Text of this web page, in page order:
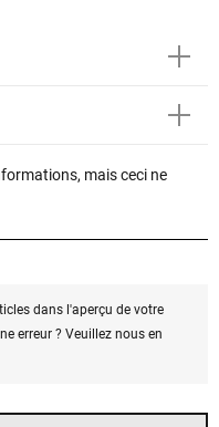
mais ceci ne
dans l'aperçu de votre
erreur ? Veuillez nous en